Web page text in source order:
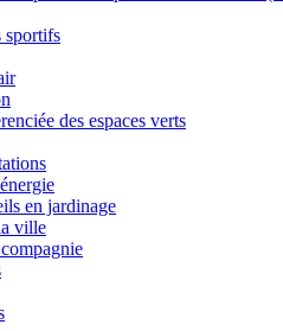
sportifs
des espaces verts
en jardinage
ville